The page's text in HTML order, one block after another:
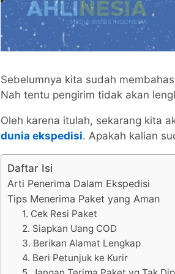
Sebelumnya kita sudah
Nah tentu pengirim tidak akan
Oleh karena itulah, sekarang kita
dunia ekspedisi. Apakah kalian
Daftar Isi
Arti Penerima Dalam Ekspedisi
Tips Menerima Paket yang Aman
1. Cek Resi Paket
2. Siapkan Uang COD
3. Berikan Alamat Lengkap
4. Beri Petunjuk ke Kurir